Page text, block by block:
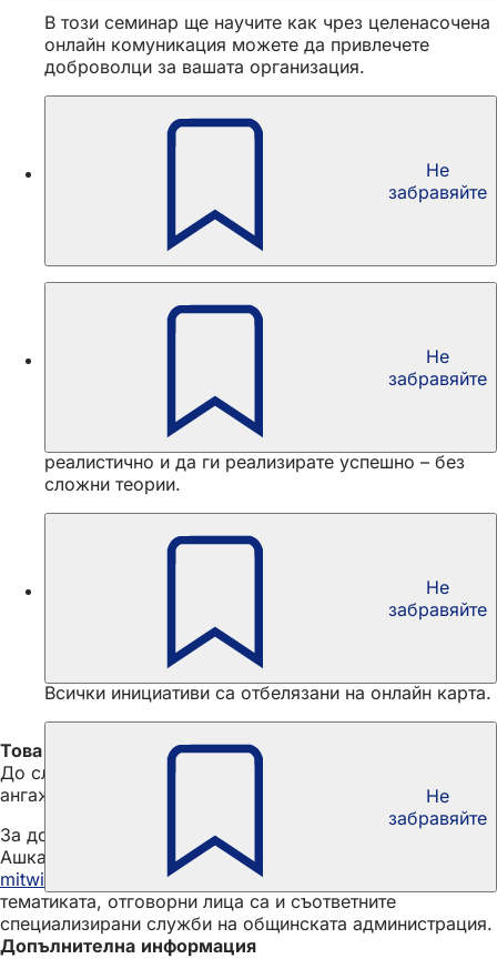
В този семинар ще научите как чрез целенасочена
онлайн комуникация можете да привлечете
доброволци за вашата организация.
Не
забравяйте
Този уебинар ще ви покаже как да организирате
проектите в сдружението по динамичен, ефективен
и ориентиран към екипната работа начин.
Не
забравяйте
Онлайн курс: Умно управление на проекти за
В този онлайн семинар ще научите как да
структурирате проектите си, да ги планирате
реалистично и да ги реализирате успешно – без
сложни теории.
Не
забравяйте
Денят на съседството на 29 май е национален ден
за инициативи, който предлага идеалния повод да
се опознаем и да отпразнуваме съжителството си.
Всички инициативи са отбелязани на онлайн карта.
Не
забравяйте
Това беше последната информация
До следващия път – останете любознателни и
ангажирани!
За допълнителни въпроси можете да се свържете с
Ашкан Некуеян по електронна поща на адрес
mitwirken
wiesbaden
. В зависимост от проекта и
тематиката, отговорни лица са и съответните
специализирани служби на общинската администрация.
Допълнителна информация